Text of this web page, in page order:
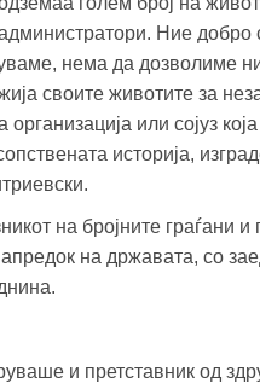
Ние добро
нема да дозволиме
своите животите за
организација или сојуз
историја,
на бројните граѓани
на државата, со
и претставник од